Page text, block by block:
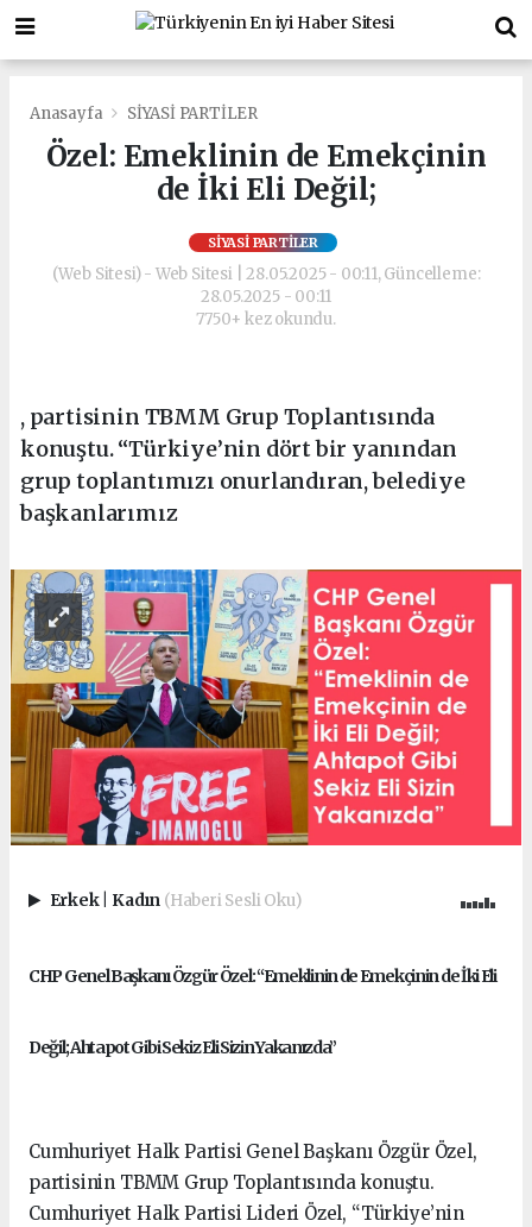
Anasayfa SİYASİ PARTİLER
Özel: Emeklinin de Emekçinin
de İki Eli Değil;
SİYASİ PARTİLER
(Web Sitesi) - Web Sitesi | 28.05.2025 - 00:11, Güncelleme:
28.05.2025 - 00:11
7750+ kez okundu.
, partisinin TBMM Grup Toplantısında
konuştu. “Türkiye’nin dört bir yanından
grup toplantımızı onurlandıran, belediye
başkanlarımız
Erkek Kadın (Haberi Sesli Oku)
CHP Genel Başkanı Özgür Özel: “Emeklinin de Emekçinin de İki Eli
Değil; Ahtapot Gibi Sekiz Eli Sizin Yakanızda”
Cumhuriyet Halk Partisi Genel Başkanı Özgür Özel,
partisinin TBMM Grup Toplantısında konuştu.
Cumhuriyet Halk Partisi Lideri Özel, “Türkiye’nin